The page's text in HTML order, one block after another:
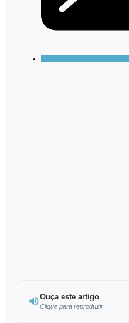
Ouça este artigo
Clique para reproduzir